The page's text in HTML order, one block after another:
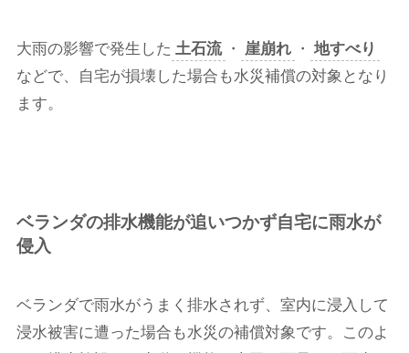
大雨の影響で発生した 土石流 ・ 崖崩れ ・ 地すべり
などで、自宅が損壊した場合も水災補償の対象となり
ます。
ベランダの排水機能が追いつかず自宅に雨水が
侵入
ベランダで雨水がうまく排水されず、室内に浸入して
浸水被害に遭った場合も水災の補償対象です。このよ